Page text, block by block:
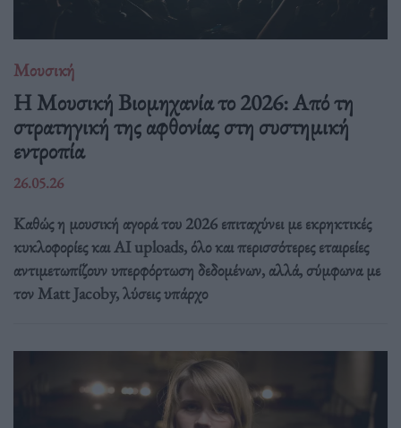
Μουσική
Η Μουσική Βιομηχανία το 2026: Από τη
στρατηγική της αφθονίας στη συστημική
εντροπία
26.05.26
Καθώς η μουσική αγορά του 2026 επιταχύνει με εκρηκτικές
κυκλοφορίες και AI uploads, όλο και περισσότερες εταιρείες
αντιμετωπίζουν υπερφόρτωση δεδομένων, αλλά, σύμφωνα με
τον Matt Jacoby, λύσεις υπάρχο